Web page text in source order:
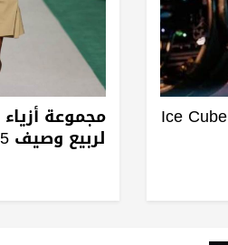
بيلا حديد نجمة مجموعة Ice Cube
لربيع وصيف 2025